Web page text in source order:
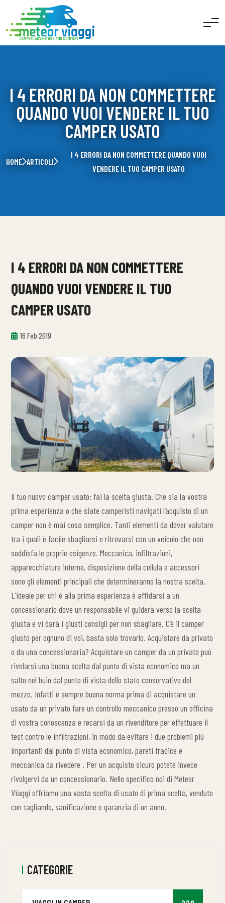
I 4 ERRORI DA NON COMMETTERE
QUANDO VUOI VENDERE IL TUO
CAMPER USATO
HOME ARTICOLI
I 4 ERRORI DA NON COMMETTERE QUANDO VUOI
VENDERE IL TUO CAMPER USATO
I 4 ERRORI DA NON COMMETTERE
QUANDO VUOI VENDERE IL TUO
CAMPER USATO
16 Feb 2019
Il tuo nuovo camper usato: fai la scelta giusta. Che sia la vostra
prima esperienza o che siate camperisti navigati l’acquisto di un
camper non è mai cosa semplice. Tanti elementi da dover valutare
tra i quali è facile sbagliarsi e ritrovarsi con un veicolo che non
soddisfa le proprie esigenze. Meccanica, infiltrazioni,
apparecchiature interne, disposizione della cellula e accessori
sono gli elementi principali che determineranno la nostra scelta.
L’ideale per chi è alla prima esperienza è affidarsi a un
concessionario dove un responsabile vi guiderà verso la scelta
giusta e vi darà i giusti consigli per non sbagliare. C’è il camper
giusto per ognuno di voi, basta solo trovarlo. Acquistare da privato
o da una concessionaria? Acquistare un camper da un privato può
rivelarsi una buona scelta dal punto di vista economico ma un
salto nel buio dal punto di vista dello stato conservativo del
mezzo. Infatti è sempre buona norma prima di acquistare un
usato da un privato fare un controllo meccanico presso un officina
di vostra conoscenza e recarsi da un rivenditore per effettuare il
test contro le infiltrazioni, in modo da evitare i due problemi più
importanti dal punto di vista economico, pareti fradice e
meccanica da rivedere . Per un acquisto sicuro potete invece
rivolgervi da un concessionario. Nello specifico noi di Meteor
Viaggi offriamo una vasta scelta di usato di prima scelta, venduto
con tagliando, sanificazione e garanzia di un anno.
CATEGORIE